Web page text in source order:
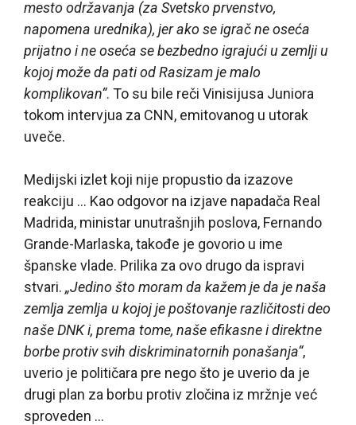
mesto održavanja (za Svetsko prvenstvo,
napomena urednika), jer ako se igrač ne oseća
prijatno i ne oseća se bezbedno igrajući u zemlji u
kojoj može da pati od Rasizam je malo
komplikovan“. To su bile reči Vinisijusa Juniora
tokom intervjua za CNN, emitovanog u utorak
uveče.
Medijski izlet koji nije propustio da izazove
reakciju … Kao odgovor na izjave napadača Real
Madrida, ministar unutrašnjih poslova, Fernando
Grande-Marlaska, takođe je govorio u ime
španske vlade. Prilika za ovo drugo da ispravi
stvari. „Jedino što moram da kažem je da je naša
zemlja zemlja u kojoj je poštovanje različitosti deo
naše DNK i, prema tome, naše efikasne i direktne
borbe protiv svih diskriminatornih ponašanja“,
uverio je političara pre nego što je uverio da je
drugi plan za borbu protiv zločina iz mržnje već
sproveden …